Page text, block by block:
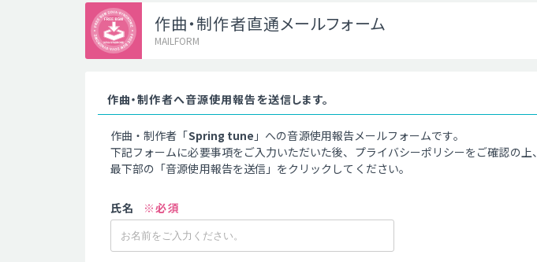
作曲・制作者直通メールフォーム
MAILFORM
作曲・制作者へ音源使用報告を送信します。
作曲・制作者「Spring tune 」への音源使用報告メールフォームです。
下記フォームに必要事項をご入力いただいた後、プライバシーポリシーをご確認の上、
最下部の「音源使用報告を送信」をクリックしてください。
氏名 ※必須